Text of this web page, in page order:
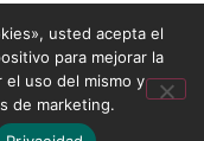
usted acepta el
para mejorar la
el uso del mismo y
de marketing.